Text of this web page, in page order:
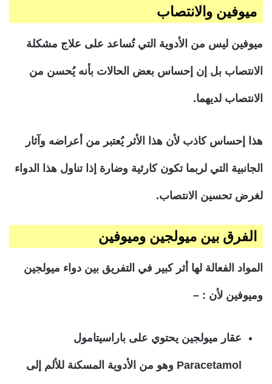
ميوفين والانتصاب
ميوفين ليس من الأدوية التي تُساعد على علاج مشكلة
الانتصاب بل إن إحساس بعض الحالات بأنه يُحسن من
الانتصاب لديهما.
هذا إحساس كاذب لأن هذا الأثر يُعتبر من أعراضه وآثار
الجانبية التي لربما تكون كارثية وضارة إذا تناول هذا الدواء
لغرض تحسين الانتصاب.
الفرق بين ميولجين وميوفين
المواد الفعالة لها أثر كبير في التفريق بين دواء ميولجين
وميوفين لأن : –
عقار ميولجين يحتوي على باراسيتامول
Paracetamol وهو من الأدوية المسكنة للألم إلى